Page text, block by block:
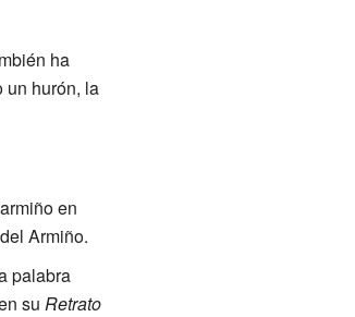
ha
un hurón, la
en
Armiño.
palabra
su Retrato